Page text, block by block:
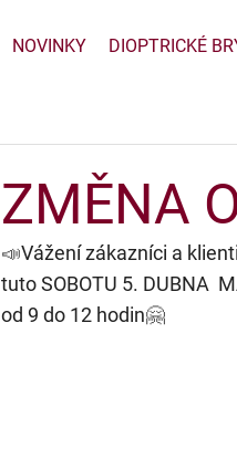
NOVINKY DIOPTRICKÉ
ZMĚNA
📣Vážení zákazníci a
tuto SOBOTU 5. DUBNA
od 9 do 12 hodin🤗